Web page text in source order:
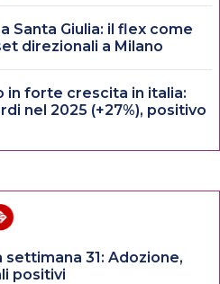
Santa Giulia: il flex come
direzionali a Milano
in forte crescita in italia:
nel 2025 (+27%), positivo
31: Adozione,
positivi